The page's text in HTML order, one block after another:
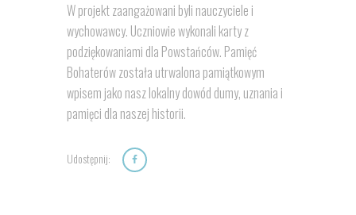
W projekt zaangażowani byli nauczyciele i
wychowawcy. Uczniowie wykonali karty z
podziękowaniami dla Powstańców. Pamięć
Bohaterów została utrwalona pamiątkowym
wpisem jako nasz lokalny dowód dumy, uznania i
pamięci dla naszej historii.
Udostępnij: